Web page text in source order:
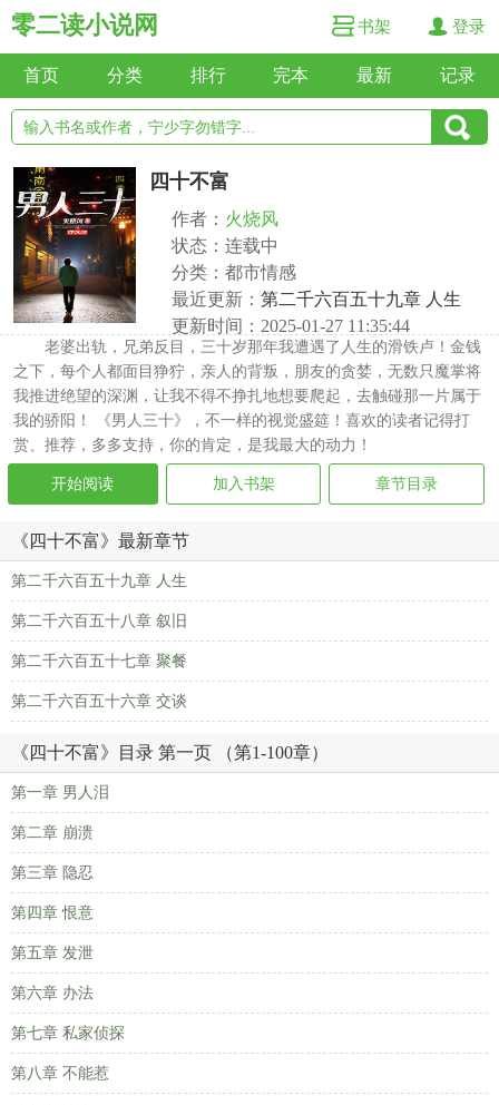
零二读小说网 书架 登录
首页 分类 排行 完本 最新 记录
四十不富
作者： 火烧风
状态：连载中
分类：都市情感
最近更新： 第二千六百五十九章 人生
更新时间：2025-01-27 11:35:44
老婆出轨，兄弟反目，三十岁那年我遭遇了人生的滑铁卢！金钱
之下，每个人都面目狰狞，亲人的背叛，朋友的贪婪，无数只魔掌将
我推进绝望的深渊，让我不得不挣扎地想要爬起，去触碰那一片属于
我的骄阳！ 《男人三十》，不一样的视觉盛筵！喜欢的读者记得打
赏、推荐，多多支持，你的肯定，是我最大的动力！
开始阅读 加入书架 章节目录
《四十不富》最新章节
第二千六百五十九章 人生
第二千六百五十八章 叙旧
第二千六百五十七章 聚餐
第二千六百五十六章 交谈
《四十不富》目录 第一页 （第1-100章）
第一章 男人泪
第二章 崩溃
第三章 隐忍
第四章 恨意
第五章 发泄
第六章 办法
第七章 私家侦探
第八章 不能惹